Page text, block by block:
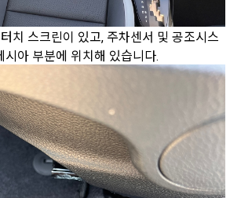
치 스크린이 있고, 주차센서 및 공조시스
시아 부분에 위치해 있습니다.